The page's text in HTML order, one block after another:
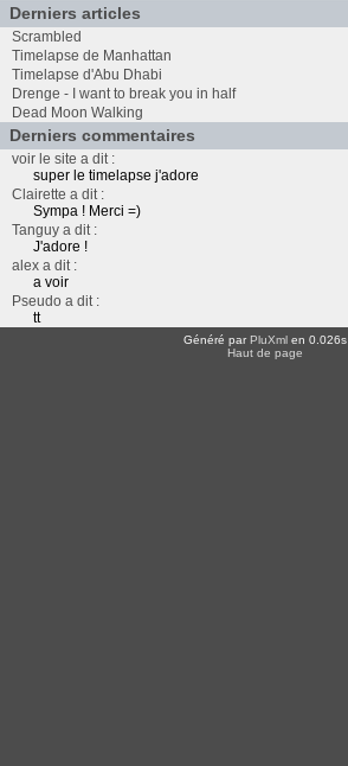
Derniers articles
Scrambled
Timelapse de Manhattan
Timelapse d'Abu Dhabi
Drenge - I want to break you in half
Dead Moon Walking
Derniers commentaires
voir le site a dit :
super le timelapse j'adore
Clairette a dit :
Sympa ! Merci =)
Tanguy a dit :
J'adore !
alex a dit :
a voir
Pseudo a dit :
tt
Généré parPluXml en 0.026s
Haut de page